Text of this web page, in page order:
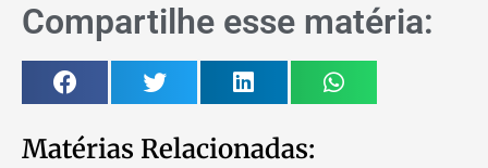
Compartilhe esse matéria:
Matérias Relacionadas: